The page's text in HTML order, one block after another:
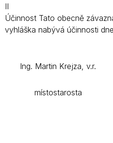
II
Účinnost Tato obecně
vyhláška nabývá účinnosti
Ing. Martin Krejza, v.r.
místostarosta